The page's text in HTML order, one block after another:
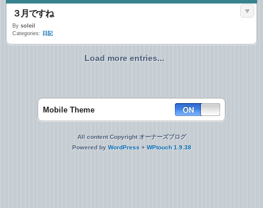
３月ですね
By soleil
Categories: 日記
Load more entries...
Mobile Theme
All content Copyright オーナーズブログ
Powered by WordPress + WPtouch 1.9.38